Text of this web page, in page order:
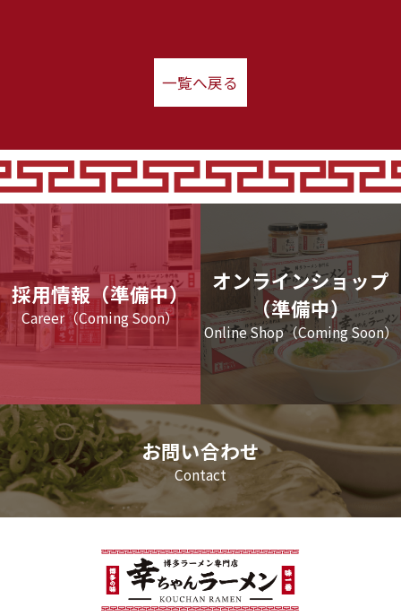
一覧へ戻る
採用情報（準備中）
Career（Coming Soon）
オンラインショップ
（準備中）
Online Shop（Coming Soon）
お問い合わせ
Contact